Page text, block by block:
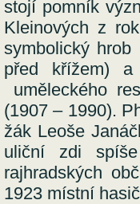
stojí pomník
Kleinových z
symbolický
před křížem) a
uměleckého
(1907 – 1990).
žák Leoše
uliční zdi
rajhradských
1923 místní